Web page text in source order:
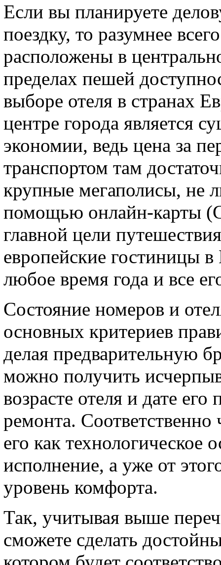
Если вы планируете
поездку, то разумнее
расположены в
пределах пешей
выборе отеля в странах
центре города является
экономии, ведь цена за
транспортом там
крупные мегаполисы, не
помощью онлайн-карты
главной цели
европейские гостиницы
любое время года и все
Состояние номеров и
основных критериев
делая предварительную
можно получить
возрасте отеля и дате его
ремонта.
его как технологическое
исполнение, а уже от
уровень комфорта.
Так, учитывая выше
сможете сделать